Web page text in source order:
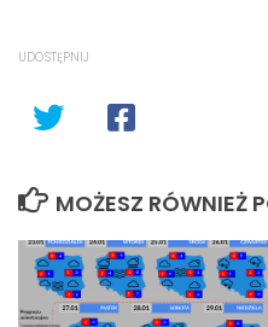
UDOSTĘPNIJ
MOŻESZ RÓWNIEŻ